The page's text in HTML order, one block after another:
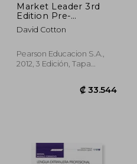
Market Leader 3rd
Edition Pre-
Intermediate Cours &
Dvd-Rom Pack (en
David Cotton
Pearson Educacion S.A.,
2012, 3 Edición, Tapa